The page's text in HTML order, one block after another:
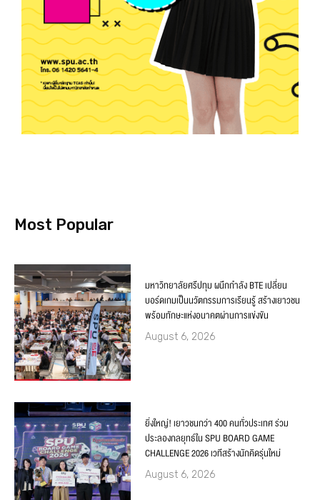
Most Popular
มหาวิทยาลัยศรีปทุม ผนึกกำลัง BTE เปลี่ยน
บอร์ดเกมเป็นนวัตกรรมการเรียนรู้ สร้างเยาวชน
พร้อมทักษะแห่งอนาคตผ่านการแข่งขัน
August 6, 2026
ยิ่งใหญ่! เยาวชนกว่า 400 คนทั่วประเทศ ร่วม
ประลองกลยุทธ์ใน SPU BOARD GAME
CHALLENGE 2026 เวทีสร้างนักคิดรุ่นใหม่
August 6, 2026